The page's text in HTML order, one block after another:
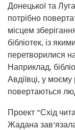
Донецької та
потрібно
місцем
бібліотек, із
перетворилися
Наприклад,
Авдіївці, у
повертаються
Проект “Схід
Жадана